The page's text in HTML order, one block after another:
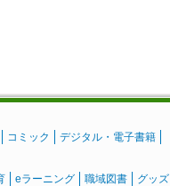
コミック デジタル・電子書籍
eラーニング 職域図書 グッズ